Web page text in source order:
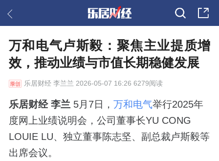
万和电气卢斯毅：聚焦主业提质增
效，推动业绩与市值长期稳健发展
乐居财经李兰兰 2026-05-07 16:26 6279阅读
乐居财经 李兰 5月7日， 万和电气举行2025年
度网上业绩说明会，公司董事长YU CONG
LOUIE LU、独立董事陈志坚、副总裁卢斯毅等
出席会议。